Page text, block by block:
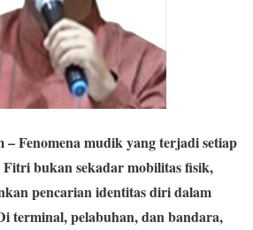
– Fenomena mudik yang terjadi setiap
bukan sekadar mobilitas fisik,
pencarian identitas diri dalam
terminal, pelabuhan, dan bandara,